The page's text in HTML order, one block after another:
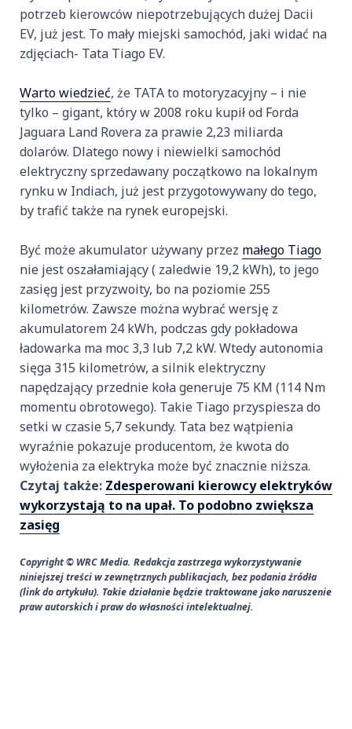
potrzeb kierowców niepotrzebujących dużej Dacii
EV, już jest. To mały miejski samochód, jaki widać na
zdjęciach- Tata Tiago EV.
Warto wiedzieć, że TATA to motoryzacyjny – i nie
tylko – gigant, który w 2008 roku kupił od Forda
Jaguara Land Rovera za prawie 2,23 miliarda
dolarów. Dlatego nowy i niewielki samochód
elektryczny sprzedawany początkowo na lokalnym
rynku w Indiach, już jest przygotowywany do tego,
by trafić także na rynek europejski.
Być może akumulator używany przez małego Tiago
nie jest oszałamiający ( zaledwie 19,2 kWh), to jego
zasięg jest przyzwoity, bo na poziomie 255
kilometrów. Zawsze można wybrać wersję z
akumulatorem 24 kWh, podczas gdy pokładowa
ładowarka ma moc 3,3 lub 7,2 kW. Wtedy autonomia
sięga 315 kilometrów, a silnik elektryczny
napędzający przednie koła generuje 75 KM (114 Nm
momentu obrotowego). Takie Tiago przyspiesza do
setki w czasie 5,7 sekundy. Tata bez wątpienia
wyraźnie pokazuje producentom, że kwota do
wyłożenia za elektryka może być znacznie niższa.
Czytaj także: Zdesperowani kierowcy elektryków
wykorzystają to na upał. To podobno zwiększa
zasięg
Copyright © WRC Media. Redakcja zastrzega wykorzystywanie
niniejszej treści w zewnętrznych publikacjach, bez podania źródła
(link do artykułu). Takie działanie będzie traktowane jako naruszenie
praw autorskich i praw do własności intelektualnej.